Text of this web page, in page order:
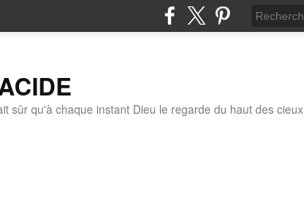
sûr qu'à chaque instant Dieu le regarde du haut des cieux